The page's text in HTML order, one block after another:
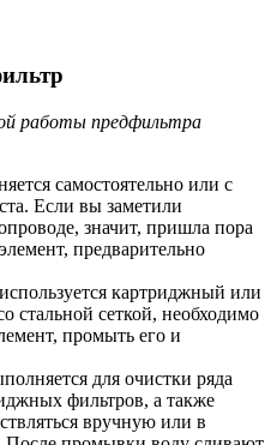
работы предфильтра
самостоятельно или с
Если вы заметили
значит, пришла пора
предварительно
картриджный или
стальной сеткой, необходимо
промыть его и
для очистки ряда
фильтров, а также
вручную или в